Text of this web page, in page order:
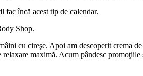
încă acest tip de calendar.
Shop.
cu cireşe. Apoi am descoperit crema
maximă. Acum pândesc